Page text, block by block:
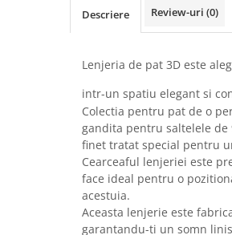
Descriere Review-uri (0)
Lenjeria de pat 3D este
intr-un spatiu elegant si
Colectia pentru pat de o
gandita pentru saltelele de
finet tratat special pentru
Cearceaful lenjeriei este
face ideal pentru o
acestuia.
Aceasta lenjerie este
garantandu-ti un somn